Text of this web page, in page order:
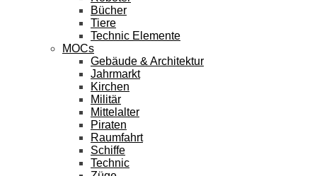
Bücher
Tiere
Technic Elemente
MOCs
Gebäude & Architektur
Jahrmarkt
Kirchen
Militär
Mittelalter
Piraten
Raumfahrt
Schiffe
Technic